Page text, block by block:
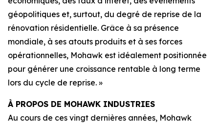
géopolitiques et, surtout, du degré de reprise de la
rénovation résidentielle. Grâce à sa présence
mondiale, à ses atouts produits et à ses forces
opérationnelles, Mohawk est idéalement positionnée
pour générer une croissance rentable à long terme
lors du cycle de reprise. »
À PROPOS DE MOHAWK INDUSTRIES
Au cours de ces vingt dernières années, Mohawk